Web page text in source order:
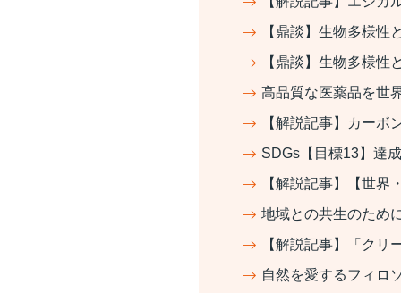
【鼎談】生物多様
【鼎談】生物多様
高品質な医薬品を世
【解説記事】カー
SDGs【目標13】達
【解説記事】【世界
地域との共生のため
【解説記事】「クリ
自然を愛するフィロ